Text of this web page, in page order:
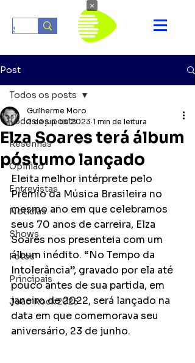
Post
Todos os posts
Resenhas
Opinião
Entrevistas
Notícias
Shows
Fotos
Principais
João Rock 2025
Todos os posts
Elza Soares terá álbum
póstumo lançado
Guilherme Moro
2 de jun. de 2023 1 min de leitura
Eleita melhor intérprete pelo
Prêmio da Música Brasileira no
mesmo ano em que celebramos
seus 70 anos de carreira, Elza
Soares nos presenteia com um
álbum inédito. “No Tempo da
Intolerância”, gravado por ela até
pouco antes de sua partida, em
janeiro de 2022, será lançado na
data em que comemorava seu
aniversário, 23 de junho.
×